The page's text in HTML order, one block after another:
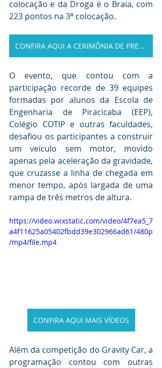
colocação e da Droga é o Braia, com
223 pontos na 3ª colocação.
CONFIRA AQUI A CERIMÔNIA DE PREMIAÇÃO
O evento, que contou com a
participação recorde de 39 equipes
formadas por alunos da Escola de
Engenharia de Piracicaba (EEP),
Colégio COTIP e outras faculdades,
desafiou os participantes a construir
um veículo sem motor, movido
apenas pela aceleração da gravidade,
que cruzasse a linha de chegada em
menor tempo, após largada de uma
rampa de três metros de altura.
https://video.wixstatic.com/video/4f7ea5_7
a4f11625a05402fbdd39e302966ad61/480p
/mp4/file.mp4
CONFIRA AQUI MAIS VÍDEOS
Além da competição do Gravity Car, a
programação contou com outras